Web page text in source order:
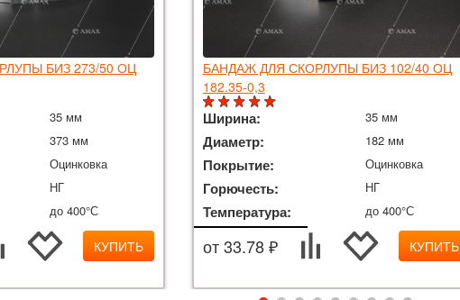
БИЗ 273/50 ОЦ
35 мм
373 мм
Оцинковка
НГ
до 400°С
КУПИТЬ
БАНДАЖ ДЛЯ СКОРЛУПЫ БИЗ 102/40 ОЦ
182.35-0,3
Ширина: 35 мм
Диаметр: 182 мм
Покрытие: Оцинковка
Горючесть: НГ
Температура: до 400°С
от 33.78 ₽ КУПИТЬ